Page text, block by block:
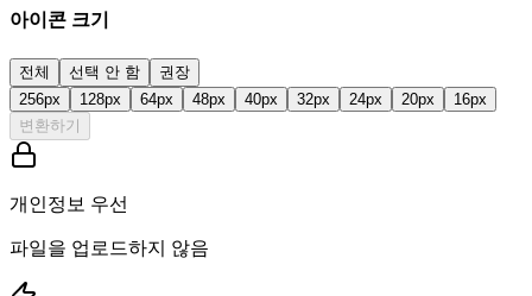
아이콘 크기
전체 선택 안 함
권장
256px 128px 64px 48px 40px 32px 24px 20px 16px
변환하기
개인정보 우선
파일을 업로드하지 않음